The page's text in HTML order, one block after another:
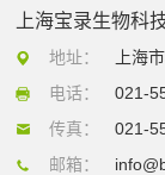
上海宝录生物科
地址：
上海
电话：
021-
传真：
021-
邮箱：